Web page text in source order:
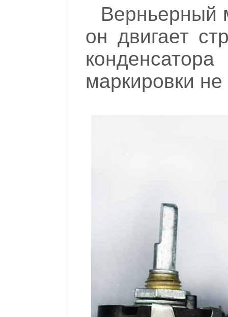
Верньерный
он двигает
маркировки